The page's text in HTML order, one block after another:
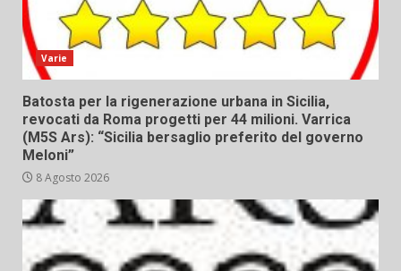
Varie
Batosta per la rigenerazione urbana in Sicilia,
revocati da Roma progetti per 44 milioni. Varrica
(M5S Ars): “Sicilia bersaglio preferito del governo
Meloni”
8 Agosto 2026